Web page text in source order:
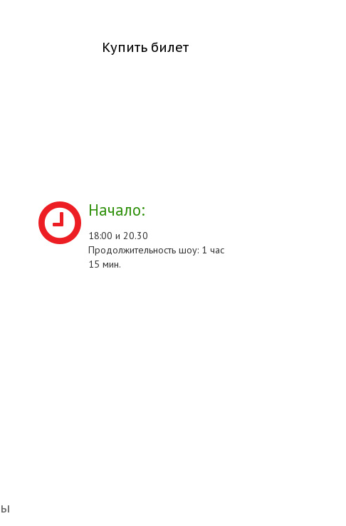
Купить билет
Начало:
18:00 и 20.30
Продолжительность шоу: 1 час
15 мин.